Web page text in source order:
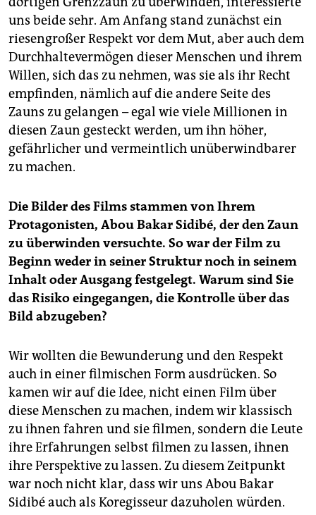
uns beide sehr. Am Anfang stand zunächst ein
riesengroßer Respekt vor dem Mut, aber auch dem
Durchhaltevermögen dieser Menschen und ihrem
Willen, sich das zu nehmen, was sie als ihr Recht
empfinden, nämlich auf die andere Seite des
Zauns zu gelangen – egal wie viele Millionen in
diesen Zaun gesteckt werden, um ihn höher,
gefährlicher und vermeintlich unüberwindbarer
zu machen.
Die Bilder des Films stammen von Ihrem
Protagonisten, Abou Bakar Sidibé, der den Zaun
zu überwinden versuchte. So war der Film zu
Beginn weder in seiner Struktur noch in seinem
Inhalt oder Ausgang festgelegt. Warum sind Sie
das Risiko eingegangen, die Kontrolle über das
Bild abzugeben?
Wir wollten die Bewunderung und den Respekt
auch in einer filmischen Form ausdrücken. So
kamen wir auf die Idee, nicht einen Film über
diese Menschen zu machen, indem wir klassisch
zu ihnen fahren und sie filmen, sondern die Leute
ihre Erfahrungen selbst filmen zu lassen, ihnen
ihre Perspektive zu lassen. Zu diesem Zeitpunkt
war noch nicht klar, dass wir uns Abou Bakar
Sidibé auch als Koregisseur dazuholen würden.